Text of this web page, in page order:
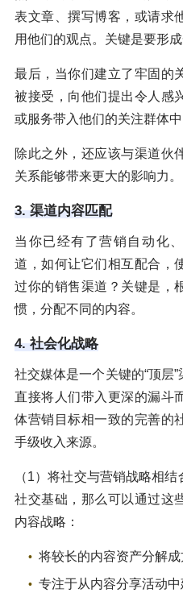
表文章、撰写博客，或请求
用他们的观点。关键是要形成
最后，当你们建立了牢固的
被接受，向他们提出令人感
或服务带入他们的关注群体中
除此之外，还应该与渠道伙
关系能够带来更大的影响力。
3. 渠道内容匹配
当你已经有了营销自动化
道，如何让它们相互配合，
过你的销售渠道？关键是，
惯，分配不同的内容。
4. 社会化战略
社交媒体是一个关键的“顶层
直接将人们带入更深的漏斗
体营销目标相一致的完善的
手级收入来源。
（1）将社交与营销战略相
社交基础，那么可以通过这
内容战略：
将较长的内容资产分解
专注于从内容分享活动